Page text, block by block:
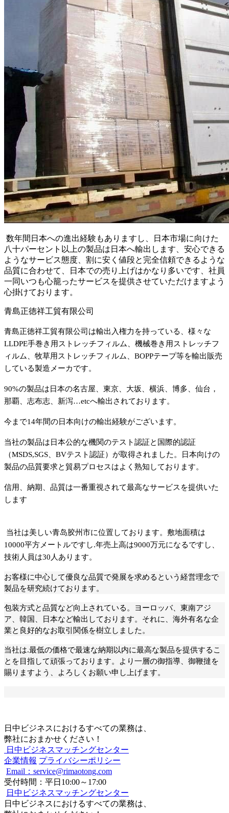
数年間日本への進出経験もありますし、日本市場に向けた
八十パーセント以上の製品は日本へ輸出します、安心できる
ようなサービス態度、割に安く値段と完全信頼できるような
品質に合わせて、日本での売り上げはかなり多いです、社員
一同いつも心籠ったサービスを提供させていただけますよう
心掛けております。
青島正徳祥工貿有限公司
青島正徳祥工貿有限公司は輸出入権力を持っている、様々な
LLDPE手巻き用ストレッチフィルム、機械巻き用ストレッチフ
ィルム、牧草用ストレッチフィルム、BOPPテープ等を輸出販売
している製造メーカです。
90%の製品は日本の名古屋、東京、大坂、横浜、博多、仙台，
那覇、志布志、新泻…etcへ輸出されております。
今まで14年間の日本向けの輸出経験がございます。
当社の製品は日本公的な機関のテスト認証と国際的認証
（MSDS,SGS、BVテスト認証）が取得されました。日本向けの
製品の品質要求と貿易プロセスはよく熟知しております。
信用、納期、品質は一番重視されて最高なサービスを提供いた
します
当社は美しい青岛胶州市に位置しております。敷地面積は
10000平方メートルですし.年売上高は9000万元になるですし、
技術人員は30 人 あります。
お客様に中心して優良な品質で発展を求めるという経営理念で
製品を研究続けております。
包装方式と品質など向上されている。ヨーロッバ、東南アジ
ア、韓国、日本など輸出しております。それに、海外有名な企
業と良好的なお取引関係を樹立しました。
当社は.最低の価格で最速な納期以内に最高な製品を提供するこ
とを目指して頑張っております。より一層の御指導、御鞭撻を
賜りますよう、よろしくお願い申し上げます。
日中ビジネスにおけるすべての業務は、
弊社におまかせください！
日中ビジネスマッチングセンター
企業情報 プライバシーポリシー
Email：service@rimaotong.com
受付時間：平日10:00～17:00
日中ビジネスマッチングセンター
日中ビジネスにおけるすべての業務は、